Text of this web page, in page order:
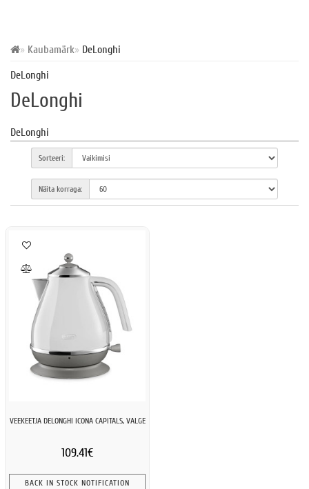
Kaubamärk DeLonghi
DeLonghi
DeLonghi
DeLonghi
Sorteeri:
Näita korraga:
VEEKEETJA DELONGHI ICONA CAPITALS, VALGE
109.41€
BACK IN STOCK NOTIFICATION